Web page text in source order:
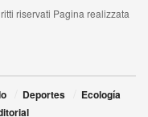
riservati Pagina realizzata
Deportes
Ecología